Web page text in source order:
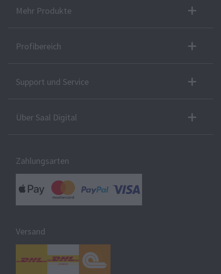
Mehr Produkte
Profibereich
Support und Service
Über Saal Digital
Zahlungsarten
Versand